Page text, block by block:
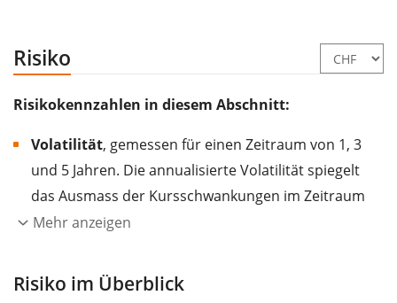
Risiko
Risikokennzahlen in diesem Abschnitt:
Volatilität, gemessen für einen Zeitraum von 1, 3
und 5 Jahren. Die annualisierte Volatilität spiegelt
das Ausmass der Kursschwankungen im Zeitraum
eines Jahres wider.
Aktie, des ETF, usw.) in der Vergangenheit
Mehr anzeigen
Risiko im Überblick